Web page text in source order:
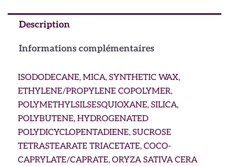
Description
Informations complémentaires
ISODODECANE, MICA, SYNTHETIC WAX,
ETHYLENE/PROPYLENE COPOLYMER,
POLYMETHYLSILSESQUIOXANE, SILICA,
POLYBUTENE, HYDROGENATED
POLYDICYCLOPENTADIENE, SUCROSE
TETRASTEARATE TRIACETATE, COCO-
CAPRYLATE/CAPRATE, ORYZA SATIVA CERA